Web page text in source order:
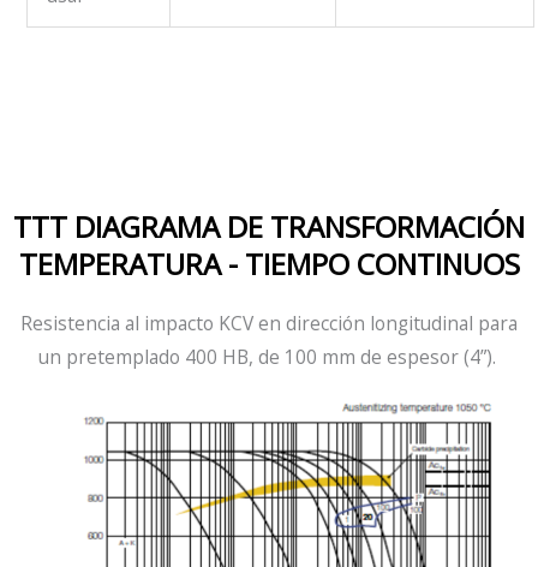
TTT DIAGRAMA DE TRANSFORMACIÓN
TEMPERATURA - TIEMPO CONTINUOS
Resistencia al impacto KCV en dirección longitudinal para
un pretemplado 400 HB, de 100 mm de espesor (4”).